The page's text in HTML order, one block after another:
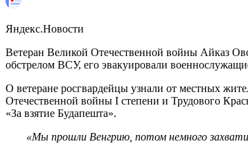
Яндекс.Новости
Ветеран Великой Отечественной войны Айказ
обстрелом ВСУ, его эвакуировали
О ветеране росгвардейцы узнали от местных
Отечественной войны I степени и Трудового
«За взятие Будапешта».
«Мы прошли Венгрию, потом немного